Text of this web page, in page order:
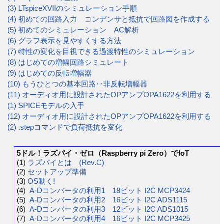
(3) LTspiceXVIIのシミュレーション手順
(4) 初めての回路入力 コンデンサと抵抗で回路図を作成する
(5) 初めてのシミュレーション AC解析
(6) グラフ表示を見やすくする方法
(7) 特性の変化を目視できる過渡特性のシミュレーション
(8) はじめての増幅回路シミュレート
(9) はじめての反転増幅器
(10) もうひとつの基本回路‥非反転増幅器
(11) オーディオ用に設計されたOPアンプOPA1622を利用する
(1) SPICEモデルの入手
(12) オーディオ用に設計されたOPアンプOPA1622を利用する
(2) .stepコマンドで負荷抵抗を変化
5ドル！ラズパイ・ゼロ（Raspberry pi Zero）でIoT
(1) ラズパイとは (Rev.C)
(2) セットアップ準備
(3) OS動く!
(4) A-Dコンバータの利用1 18ビット I2C MCP3424
(5) A-Dコンバータの利用2 16ビット I2C ADS1115
(6) A-Dコンバータの利用3 12ビット I2C ADS1015
(7) A-Dコンバータの利用4 16ビット I2C MCP3425